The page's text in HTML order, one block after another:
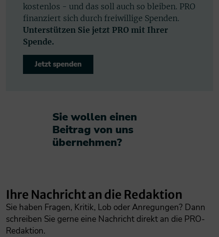
kostenlos - und das soll auch so bleiben. PRO
finanziert sich durch freiwillige Spenden.
Unterstützen Sie jetzt PRO mit Ihrer
Spende.
Jetzt spenden
Sie wollen einen
Beitrag von uns
übernehmen?​
Ihre Nachricht an die Redaktion
Sie haben Fragen, Kritik, Lob oder Anregungen? Dann
schreiben Sie gerne eine Nachricht direkt an die PRO-
Redaktion.